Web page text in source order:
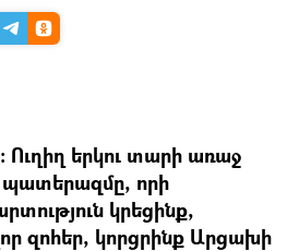
Ուղիղ երկու տարի առաջ
որի
կրեցինք,
զոհեր, կորցրինք Արցախի